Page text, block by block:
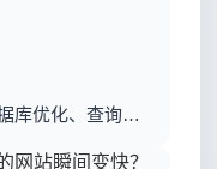
优化数据库性能的秘密武器：数据库优化、查询优化与索引建立揭秘